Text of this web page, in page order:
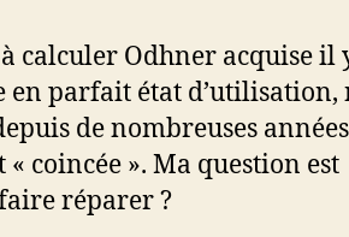
calculer Odhner acquise il
en parfait état d’utilisation,
de nombreuses
« coincée ». Ma question est
réparer ?